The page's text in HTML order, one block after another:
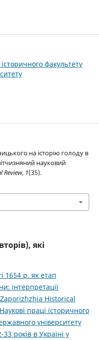
факультету
на історію голоду в
науковий
Review, 1(35).
які
1654 р. як етап
інтерпретації
Zaporizhzhia Historical
праці історичного
університету
років в Україні у